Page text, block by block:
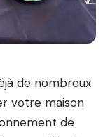
de nombreux
votre maison
de